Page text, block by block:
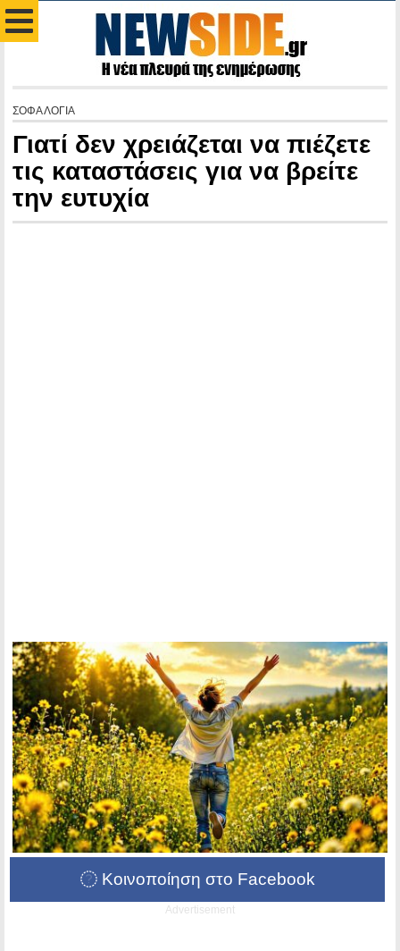
ΣΟΦΑ ΛΟΓΙΑ
Γιατί δεν χρειάζεται να πιέζετε
τις καταστάσεις για να βρείτε
την ευτυχία
Κοινοποίηση στο Facebook
Advertisement